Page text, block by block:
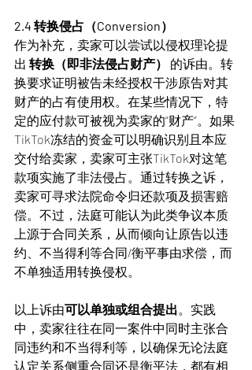
2.4 转换侵占（Conversion）
作为补充，卖家可以尝试以侵权理论提
出 转换（即非法侵占财产）
的诉由。转
换要求证明被告未经授权干涉原告对其
财产的占有使用权。在某些情况下，特
定的应付款可被视为卖家的“财产”。如果
TikTok冻结的资金可以明确识别且本应
交付给卖家，卖家可主张TikTok对这笔
款项实施了非法侵占。通过转换之诉，
卖家可寻求法院命令归还款项及损害赔
偿。不过，法庭可能认为此类争议本质
上源于合同关系，从而倾向让原告以违
约、不当得利等合同/衡平事由求偿，而
不单独适用转换侵权。
以上诉由可以单独或组合提出。实践
中，卖家往往在同一案件中同时主张合
同违约和不当得利等，以确保无论法庭
认定关系侧重合同还是衡平法，都有相